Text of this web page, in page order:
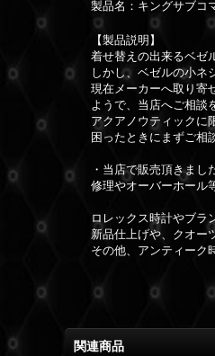
製品名：キングサブコ
【製品説明】
着せ替えの出来るベゼ
しかし、ベゼルの小ネ
現在メーカーへ取り寄
ようで、当店へご相談
アクアノウティックに
困ったときにまずご相
・当店で販売頂きまし
修理やオーバーホール
ロレックス時計やブラ
新品仕上げや、クオー
その他、アンティーク
関連商品